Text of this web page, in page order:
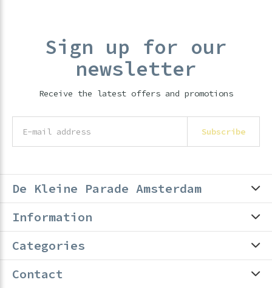
Sign up for our
newsletter
Receive the latest offers and promotions
Subscribe
De Kleine Parade Amsterdam
Information
Categories
Contact